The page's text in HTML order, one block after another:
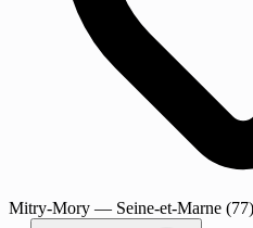
Mitry-Mory — Seine-et-Marne (77)